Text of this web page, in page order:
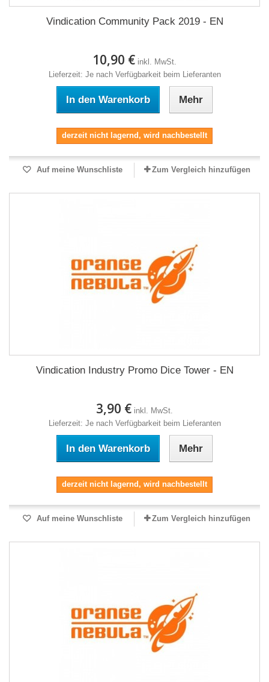
Vindication Community Pack 2019 - EN
10,90 € inkl. MwSt.
Lieferzeit: Je nach Verfügbarkeit beim Lieferanten
In den Warenkorb Mehr
derzeit nicht lagernd, wird nachbestellt
Auf meine Wunschliste Zum Vergleich hinzufügen
Vindication Industry Promo Dice Tower - EN
3,90 € inkl. MwSt.
Lieferzeit: Je nach Verfügbarkeit beim Lieferanten
In den Warenkorb Mehr
derzeit nicht lagernd, wird nachbestellt
Auf meine Wunschliste Zum Vergleich hinzufügen